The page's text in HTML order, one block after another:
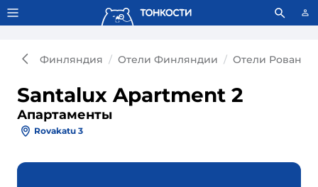
Тонкости используют сookie-файлы. Что это значит?
Финляндия Отели Финляндии Отели
Santalux Apartment 2
Апартаменты
Rovakatu 3